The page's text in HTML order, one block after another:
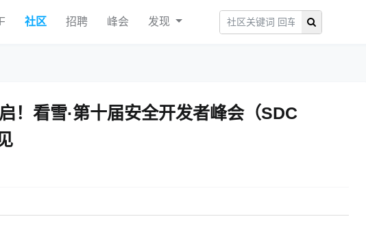
社区 招聘 峰会 发现
！看雪·第十届安全开发者峰会（SDC